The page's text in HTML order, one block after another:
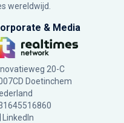
wereldwijd.
& Media
20-C
Doetinchem
LinkedIn